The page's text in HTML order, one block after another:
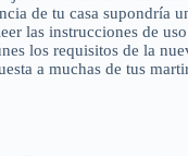
de tu casa supondría
las instrucciones de
los requisitos de la
a muchas de tus